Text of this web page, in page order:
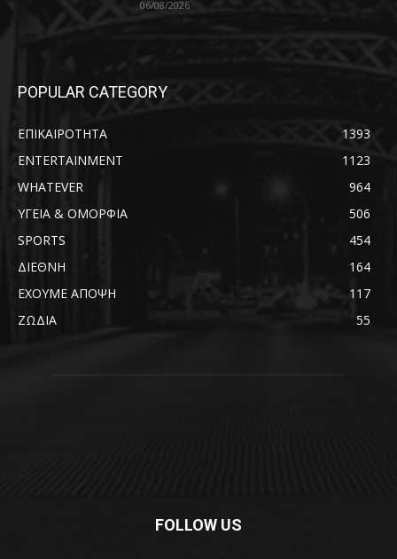
06/08/2026
POPULAR CATEGORY
ΕΠΙΚΑΙΡΟΤΗΤΑ
1393
ENTERTAINMENT
1123
WHATEVER
964
ΥΓΕΙΑ & ΟΜΟΡΦΙΑ
506
SPORTS
454
ΔΙΕΘΝΗ
164
ΕΧΟΥΜΕ ΑΠΟΨΗ
117
ΖΩΔΙΑ
55
FOLLOW US